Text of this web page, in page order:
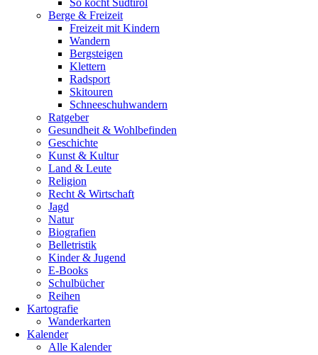
So kocht Südtirol
Berge & Freizeit
Freizeit mit Kindern
Wandern
Bergsteigen
Klettern
Radsport
Skitouren
Schneeschuhwandern
Ratgeber
Gesundheit & Wohlbefinden
Geschichte
Kunst & Kultur
Land & Leute
Religion
Recht & Wirtschaft
Jagd
Natur
Biografien
Belletristik
Kinder & Jugend
E-Books
Schulbücher
Reihen
Kartografie
Wanderkarten
Kalender
Alle Kalender